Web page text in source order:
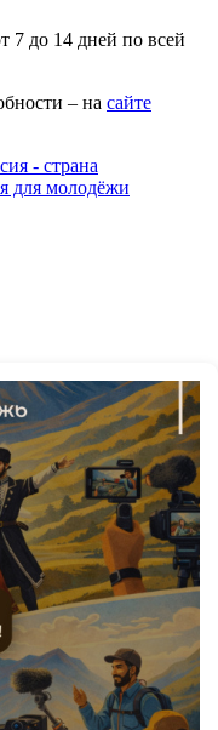
7 до 14 дней по всей
– на сайте
- страна
для молодёжи